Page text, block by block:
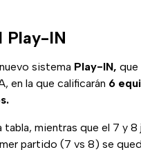
Play-IN
sistema Play-IN, que
en la que calificarán 6
tabla, mientras que el 7 y 8
partido (7 vs 8) se